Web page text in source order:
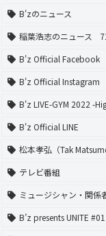
B'zのニュース
稲葉浩志のニュース
B'z Official Facebook
B'z Official Instagram
B'z LIVE-GYM 2022 -
B'z Official LINE
松本孝弘（Tak
テレビ番組
ミュージシャン・関係
B’z presents UNITE #01